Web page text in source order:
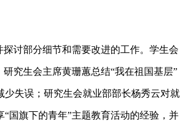
讨部分细节和需要改进的工作。学生会
究生会主席黄珊蕙总结“我在祖国基层”
失误；研究生会就业部部长杨秀云对就
国旗下的青年”主题教育活动的经验，并